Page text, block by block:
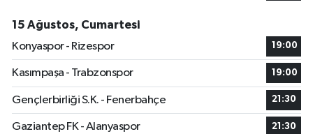
15 Ağustos, Cumartesi
Konyaspor - Rizespor
19:00
Kasımpaşa - Trabzonspor 19:00
Gençlerbirliği S.K. - Fenerbahçe 21:30
Gaziantep FK - Alanyaspor 21:30